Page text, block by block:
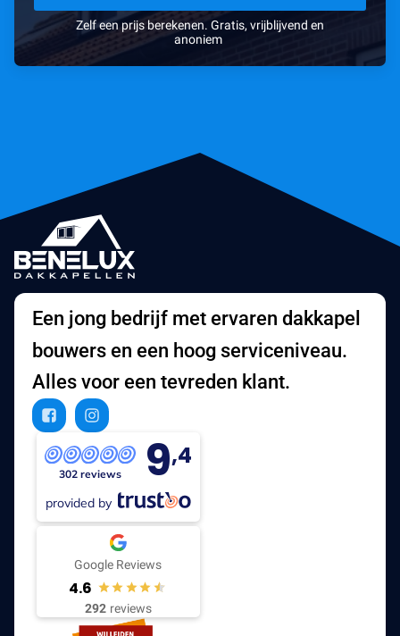
Zelf een prijs berekenen. Gratis, vrijblijvend en
anoniem
Een jong bedrijf met ervaren dakkapel
bouwers en een hoog serviceniveau.
Alles voor een tevreden klant.
302 reviews 9,4
provided by
Google Reviews
4.6
292 reviews